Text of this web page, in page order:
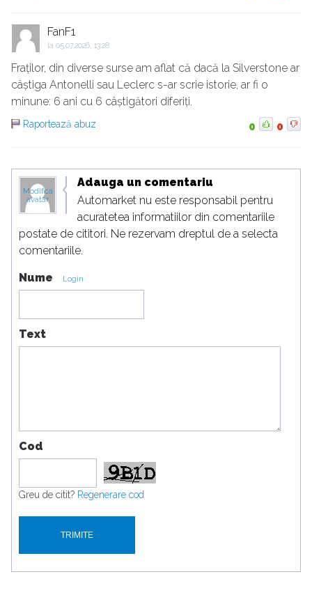
FanF1
la 05.07.2026, 13:28
Fraților, din diverse surse am aflat că dacă la Silverstone ar
câștiga Antonelli sau Leclerc s-ar scrie istorie, ar fi o
minune: 6 ani cu 6 câștigători diferiți.
Raportează abuz 0 0
Modifica
avatar
Adauga un comentariu
Automarket nu este responsabil pentru
acuratetea informatiilor din comentariile
postate de cititori. Ne rezervam dreptul de a selecta
comentariile.
Nume Login
Text
Cod
Greu de citit? Regenerare cod